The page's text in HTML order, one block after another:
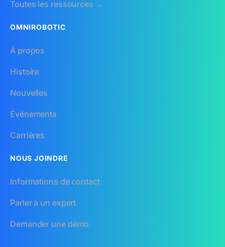
Toutes les ressources →
OMNIROBOTIC
À propos
Histoire
Nouvelles
Événements
Carrières
NOUS JOINDRE
Informations de contact
Parler à un expert
Demander une démo